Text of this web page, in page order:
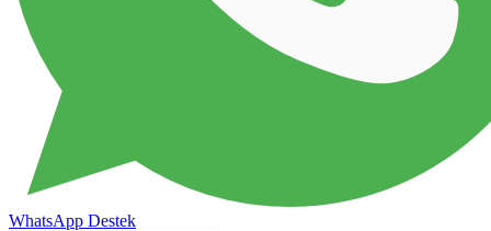
WhatsApp Destek